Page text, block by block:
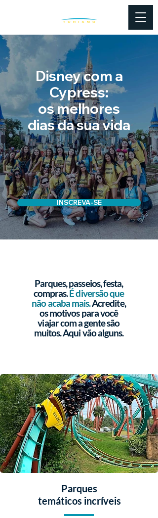
Disney com a
Cypress:
os melhores
dias da sua vida
INSCREVA-SE
Parques, passeios, festa,
compras.Édiversão que
não acaba mais.Acredite,
os motivos para você
viajar com a gente são
muitos. Aqui vão alguns.
Parques
temáticos incríveis